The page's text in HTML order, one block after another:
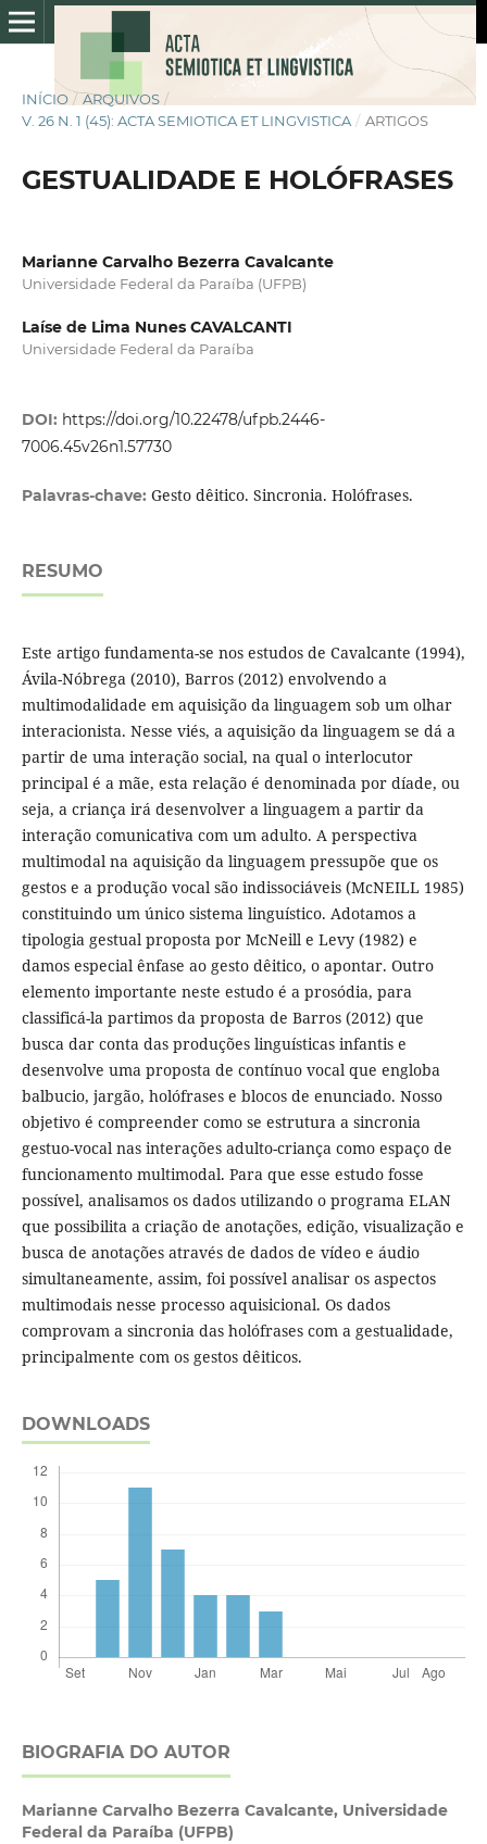
INÍCIO / ARQUIVOS /
V. 26 N. 1 (45): ACTA SEMIOTICA ET LINGVISTICA / ARTIGOS
GESTUALIDADE E HOLÓFRASES
Marianne Carvalho Bezerra Cavalcante
Universidade Federal da Paraíba (UFPB)
Laíse de Lima Nunes CAVALCANTI
Universidade Federal da Paraíba
DOI: https://doi.org/10.22478/ufpb.2446-
7006.45v26n1.57730
Palavras-chave: Gesto dêitico. Sincronia. Holófrases.
RESUMO
Este artigo fundamenta-se nos estudos de Cavalcante (1994),
Ávila-Nóbrega (2010), Barros (2012) envolvendo a
multimodalidade em aquisição da linguagem sob um olhar
interacionista. Nesse viés, a aquisição da linguagem se dá a
partir de uma interação social, na qual o interlocutor
principal é a mãe, esta relação é denominada por díade, ou
seja, a criança irá desenvolver a linguagem a partir da
interação comunicativa com um adulto. A perspectiva
multimodal na aquisição da linguagem pressupõe que os
gestos e a produção vocal são indissociáveis (McNEILL 1985)
constituindo um único sistema linguístico. Adotamos a
tipologia gestual proposta por McNeill e Levy (1982) e
damos especial ênfase ao gesto dêitico, o apontar. Outro
elemento importante neste estudo é a prosódia, para
classificá-la partimos da proposta de Barros (2012) que
busca dar conta das produções linguísticas infantis e
desenvolve uma proposta de contínuo vocal que engloba
balbucio, jargão, holófrases e blocos de enunciado. Nosso
objetivo é compreender como se estrutura a sincronia
gestuo-vocal nas interações adulto-criança como espaço de
funcionamento multimodal. Para que esse estudo fosse
possível, analisamos os dados utilizando o programa ELAN
que possibilita a criação de anotações, edição, visualização e
busca de anotações através de dados de vídeo e áudio
simultaneamente, assim, foi possível analisar os aspectos
multimodais nesse processo aquisicional. Os dados
comprovam a sincronia das holófrases com a gestualidade,
principalmente com os gestos dêiticos.
DOWNLOADS
BIOGRAFIA DO AUTOR
Marianne Carvalho Bezerra Cavalcante, Universidade
Federal da Paraíba (UFPB)